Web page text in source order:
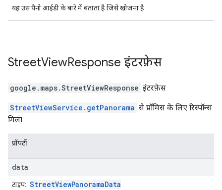
यह उस पैनो आईडी के बारे में बताता है जिसे खोजना है.
StreetViewResponse इंटरफ़ेस
google.maps.StreetViewResponse इंटरफ़ेस
StreetViewService.getPanorama से प्रॉमिस के लिए रिस्पॉन्स
मिला.
प्रॉपर्टी
data
टाइप: StreetViewPanoramaData